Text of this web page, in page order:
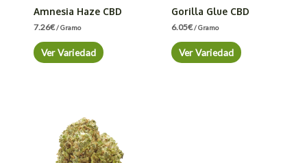
Amnesia Haze CBD
7.26€/ Gramo
Ver Variedad
Gorilla Glue CBD
6.05€/ Gramo
Ver Variedad